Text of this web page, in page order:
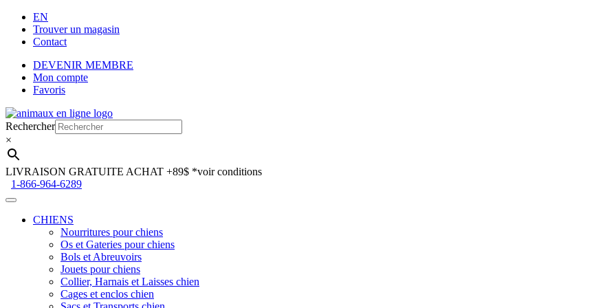
EN
Trouver un magasin
Contact
DEVENIR MEMBRE
Mon compte
Favoris
Aller
à
la
navigation
Aller
au
contenu
Rechercher
×
LIVRAISON GRATUITE ACHAT +89$ *voir conditions
1-866-964-6289
CHIENS
Nourritures pour chiens
Os et Gateries pour chiens
Bols et Abreuvoirs
Jouets pour chiens
Collier, Harnais et Laisses chien
Cages et enclos chien